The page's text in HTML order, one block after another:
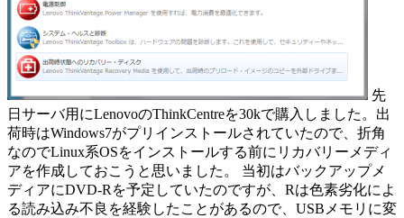
先
日サーバ用にLenovoのThinkCentreを30kで購入しました。出
荷時はWindows7がプリインストールされていたので、折角
なのでLinux系OSをインストールする前にリカバリーメディ
アを作成しておこうと思いました。 当初はバックアップメ
ディアにDVD-Rを予定していたのですが、Rは色素劣化によ
る読み込み不良を経験したことがあるので、USBメモリに変